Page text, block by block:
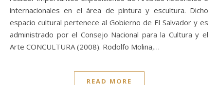
internacionales en el área de pintura y escultura. Dicho
espacio cultural pertenece al Gobierno de El Salvador y es
administrado por el Consejo Nacional para la Cultura y el
Arte CONCULTURA (2008). Rodolfo Molina,…
READ MORE